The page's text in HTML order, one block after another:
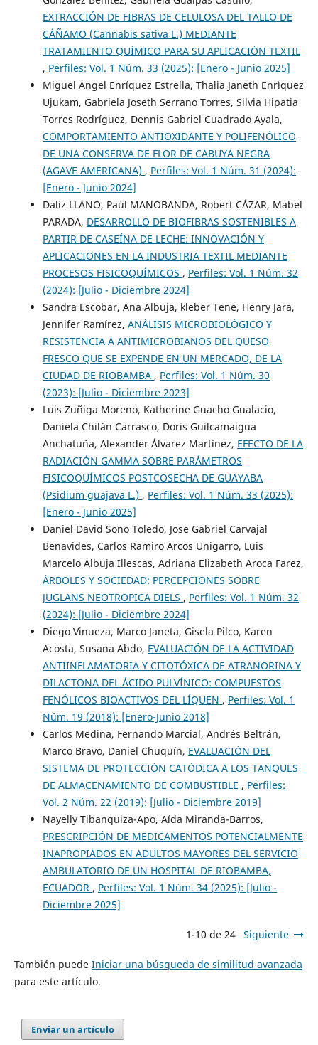
EXTRACCIÓN DE FIBRAS DE CELULOSA DEL TALLO DE
CÁÑAMO (Cannabis sativa L.) MEDIANTE
TRATAMIENTO QUÍMICO PARA SU APLICACIÓN TEXTIL
, Perfiles: Vol. 1 Núm. 33 (2025): [Enero - Junio 2025]
Miguel Ángel Enríquez Estrella, Thalia Janeth Enrìquez
Ujukam, Gabriela Joseth Serrano Torres, Silvia Hipatia
Torres Rodríguez, Dennis Gabriel Cuadrado Ayala,
COMPORTAMIENTO ANTIOXIDANTE Y POLIFENÓLICO
DE UNA CONSERVA DE FLOR DE CABUYA NEGRA
(AGAVE AMERICANA) , Perfiles: Vol. 1 Núm. 31 (2024):
[Enero - Junio 2024]
Daliz LLANO, Paúl MANOBANDA, Robert CÁZAR, Mabel
PARADA, DESARROLLO DE BIOFIBRAS SOSTENIBLES A
PARTIR DE CASEÍNA DE LECHE: INNOVACIÓN Y
APLICACIONES EN LA INDUSTRIA TEXTIL MEDIANTE
PROCESOS FISICOQUÍMICOS , Perfiles: Vol. 1 Núm. 32
(2024): [Julio - Diciembre 2024]
Sandra Escobar, Ana Albuja, kleber Tene, Henry Jara,
Jennifer Ramírez, ANÁLISIS MICROBIOLÓGICO Y
RESISTENCIA A ANTIMICROBIANOS DEL QUESO
FRESCO QUE SE EXPENDE EN UN MERCADO, DE LA
CIUDAD DE RIOBAMBA , Perfiles: Vol. 1 Núm. 30
(2023): [Julio - Diciembre 2023]
Luis Zuñiga Moreno, Katherine Guacho Gualacio,
Daniela Chilán Carrasco, Doris Guilcamaigua
Anchatuña, Alexander Álvarez Martínez, EFECTO DE LA
RADIACIÓN GAMMA SOBRE PARÁMETROS
FISICOQUÍMICOS POSTCOSECHA DE GUAYABA
(Psidium guajava L.) , Perfiles: Vol. 1 Núm. 33 (2025):
[Enero - Junio 2025]
Daniel David Sono Toledo, Jose Gabriel Carvajal
Benavides, Carlos Ramiro Arcos Unigarro, Luis
Marcelo Albuja Illescas, Adriana Elizabeth Aroca Farez,
ÁRBOLES Y SOCIEDAD: PERCEPCIONES SOBRE
JUGLANS NEOTROPICA DIELS , Perfiles: Vol. 1 Núm. 32
(2024): [Julio - Diciembre 2024]
Diego Vinueza, Marco Janeta, Gisela Pilco, Karen
Acosta, Susana Abdo, EVALUACIÓN DE LA ACTIVIDAD
ANTIINFLAMATORIA Y CITOTÓXICA DE ATRANORINA Y
DILACTONA DEL ÁCIDO PULVÍNICO: COMPUESTOS
FENÓLICOS BIOACTIVOS DEL LÍQUEN , Perfiles: Vol. 1
Núm. 19 (2018): [Enero-Junio 2018]
Carlos Medina, Fernando Marcial, Andrés Beltrán,
Marco Bravo, Daniel Chuquín, EVALUACIÓN DEL
SISTEMA DE PROTECCIÓN CATÓDICA A LOS TANQUES
DE ALMACENAMIENTO DE COMBUSTIBLE , Perfiles:
Vol. 2 Núm. 22 (2019): [Julio - Diciembre 2019]
Nayelly Tibanquiza-Apo, Aída Miranda-Barros,
PRESCRIPCIÓN DE MEDICAMENTOS POTENCIALMENTE
INAPROPIADOS EN ADULTOS MAYORES DEL SERVICIO
AMBULATORIO DE UN HOSPITAL DE RIOBAMBA,
ECUADOR , Perfiles: Vol. 1 Núm. 34 (2025): [Julio -
Diciembre 2025]
1-10 de 24 Siguiente
También puede Iniciar una búsqueda de similitud avanzada
para este artículo.
Enviar un artículo